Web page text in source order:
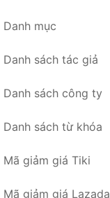
Danh mục
Danh sách tác giả
Danh sách công ty
Danh sách từ khóa
Mã giảm giá Tiki
Mã giảm giá Lazada